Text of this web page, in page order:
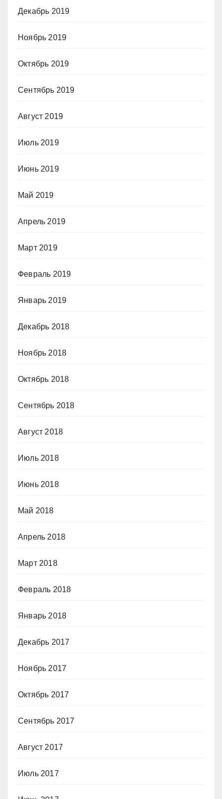
Декабрь 2019
Ноябрь 2019
Октябрь 2019
Сентябрь 2019
Август 2019
Июль 2019
Июнь 2019
Май 2019
Апрель 2019
Март 2019
Февраль 2019
Январь 2019
Декабрь 2018
Ноябрь 2018
Октябрь 2018
Сентябрь 2018
Август 2018
Июль 2018
Июнь 2018
Май 2018
Апрель 2018
Март 2018
Февраль 2018
Январь 2018
Декабрь 2017
Ноябрь 2017
Октябрь 2017
Сентябрь 2017
Август 2017
Июль 2017